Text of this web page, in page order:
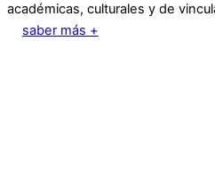
académicas, culturales y de
saber más +